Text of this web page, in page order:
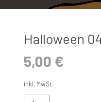
Halloween
5,00 €
inkl. MwSt.